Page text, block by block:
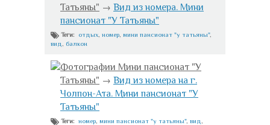
Татьяны" → Вид из номера. Мини
пансионат "У Татьяны"
Теги: отдых номер мини пансионат "у татьяны",
вид
балкон
Фотографии Мини пансионат "У
Татьяны" → Вид из номера на г.
Чолпон-Ата. Мини пансионат "У
Татьяны"
Теги: номер мини пансионат "у татьяны", вид